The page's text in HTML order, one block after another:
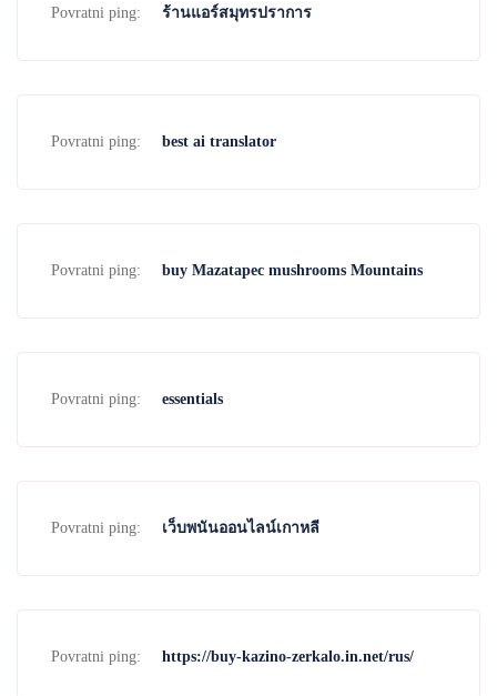
Povratni ping: ร้านแอร์สมุทรปราการ
Povratni ping: best ai translator
Povratni ping: buy Mazatapec mushrooms Mountains
Povratni ping: essentials
Povratni ping: เว็บพนันออนไลน์เกาหลี
Povratni ping: https://buy-kazino-zerkalo.in.net/rus/